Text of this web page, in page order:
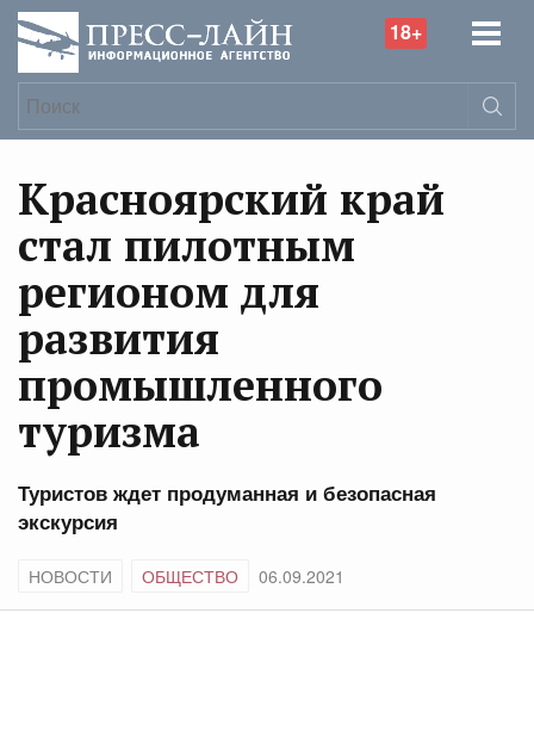
18+
Красноярский край
стал пилотным
регионом для
развития
промышленного
туризма
Туристов ждет продуманная и безопасная
экскурсия
НОВОСТИ ОБЩЕСТВО 06.09.2021